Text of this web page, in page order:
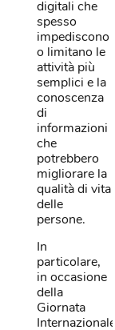
digitali che
spesso
impediscono
o limitano le
attività più
semplici e la
conoscenza
di
informazioni
che
potrebbero
migliorare la
qualità di vita
delle
persone.
In
particolare,
in occasione
della
Giornata
Internazionale